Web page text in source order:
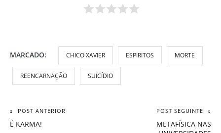
MARCADO: CHICO XAVIER ESPIRITOS MORTE
REENCARNAÇÃO SUICÍDIO
Navegação
POST ANTERIOR
É KARMA!
POST SEGUINTE
METAFÍSICA NAS